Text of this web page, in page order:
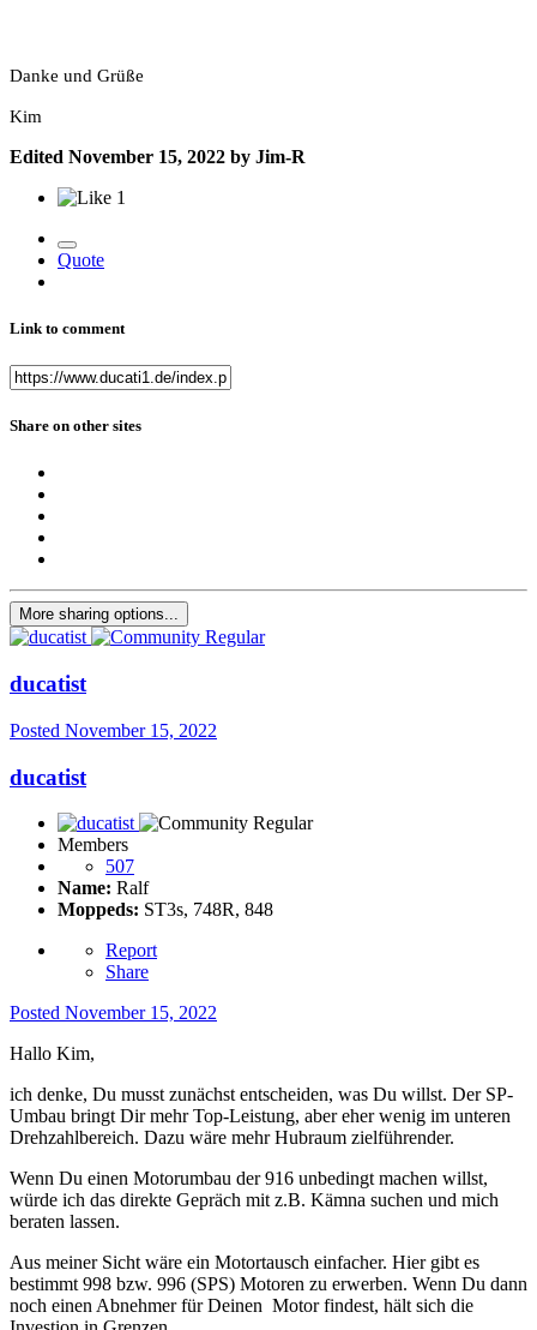
Danke und Grüße
Kim
Edited November 15, 2022 by Jim-R
1
Quote
Link to comment
Share on other sites
More sharing options...
ducatist
Posted November 15, 2022
ducatist
Members
507
Name: Ralf
Moppeds: ST3s, 748R, 848
Report
Share
Posted November 15, 2022
Hallo Kim,
ich denke, Du musst zunächst entscheiden, was Du willst. Der SP-
Umbau bringt Dir mehr Top-Leistung, aber eher wenig im unteren
Drehzahlbereich. Dazu wäre mehr Hubraum zielführender.
Wenn Du einen Motorumbau der 916 unbedingt machen willst,
würde ich das direkte Gepräch mit z.B. Kämna suchen und mich
beraten lassen.
Aus meiner Sicht wäre ein Motortausch einfacher. Hier gibt es
bestimmt 998 bzw. 996 (SPS) Motoren zu erwerben. Wenn Du dann
noch einen Abnehmer für Deinen Motor findest, hält sich die